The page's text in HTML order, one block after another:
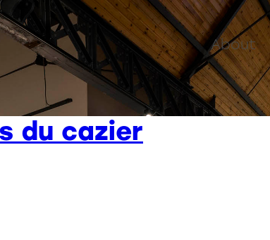
About
du cazier